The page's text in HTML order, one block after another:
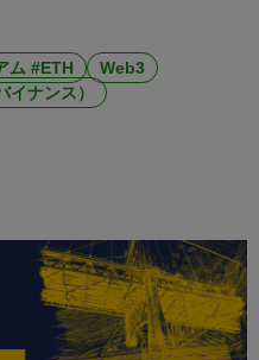
ム #ETH
Web3
ナンス）